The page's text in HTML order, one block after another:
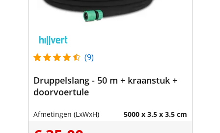
(9)
Druppelslang - 50 m + kraanstuk +
doorvoertule
Afmetingen (LxWxH) 5000 x 3.5 x 3.5 cm